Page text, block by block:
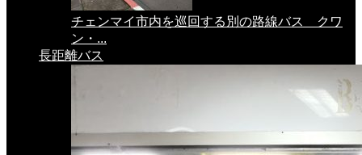
チェンマイ市内を巡回する別の路線バス クワ
ン・...
長距離バス